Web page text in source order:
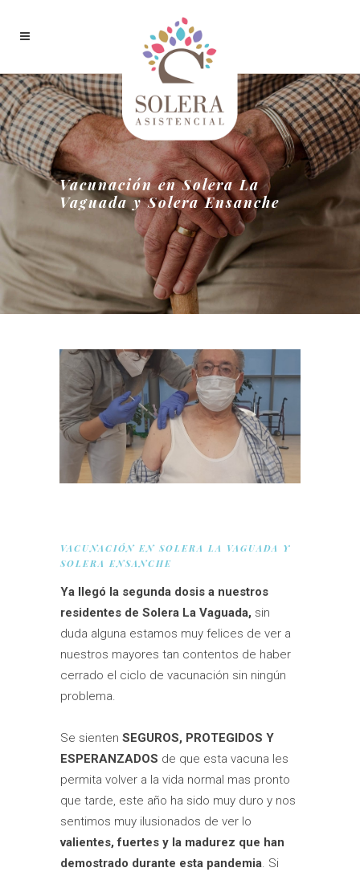
Vacunación en Solera La
Vaguada y Solera Ensanche
VACUNACIÓN EN SOLERA LA VAGUADA Y
SOLERA ENSANCHE
Ya llegó la segunda dosis a nuestros
residentes de Solera La Vaguada, sin
duda alguna estamos muy felices de ver a
nuestros mayores tan contentos de haber
cerrado el ciclo de vacunación sin ningún
problema.
Se sienten SEGUROS, PROTEGIDOS Y
ESPERANZADOS de que esta vacuna les
permita volver a la vida normal mas pronto
que tarde, este año ha sido muy duro y nos
sentimos muy ilusionados de ver lo
valientes, fuertes y la madurez que han
demostrado durante esta pandemia. Si